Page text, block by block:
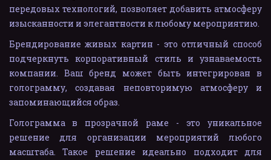
передовых технологий, позволяет добавить атмосферу
изысканности и элегантности к любому мероприятию.
Брендирование живых картин - это отличный способ
подчеркнуть корпоративный стиль и узнаваемость
компании. Ваш бренд может быть интегрирован в
голограмму, создавая неповторимую атмосферу и
запоминающийся образ.
Голограмма в прозрачной раме - это уникальное
решение для организации мероприятий любого
масштаба. Такое решение идеально подходит для